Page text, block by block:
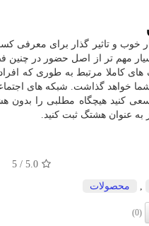
خوب و تاثیر گذار برای معرفی
مهم تر از اصل حضور در
های کاملا مرتبط به طوری که
خواهد گذاشت. شبکه های
هیچگاه مطلبی را بدون
عنوان هشتگ ثبت کنید.
5.0
/
5
, محصولات
(0)